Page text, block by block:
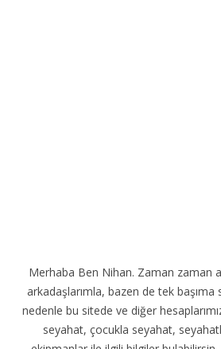
Merhaba Ben Nihan. Zaman zaman
arkadaşlarımla, bazen de tek
nedenle bu sitede ve diğer
seyahat, çocukla seyahat,